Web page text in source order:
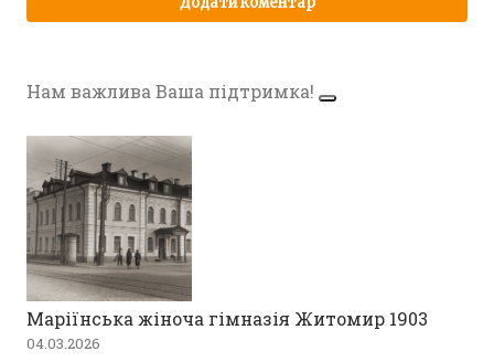
Нам важлива Ваша підтримка!
Маріїнська жіноча гімназія Житомир 1903
04.03.2026